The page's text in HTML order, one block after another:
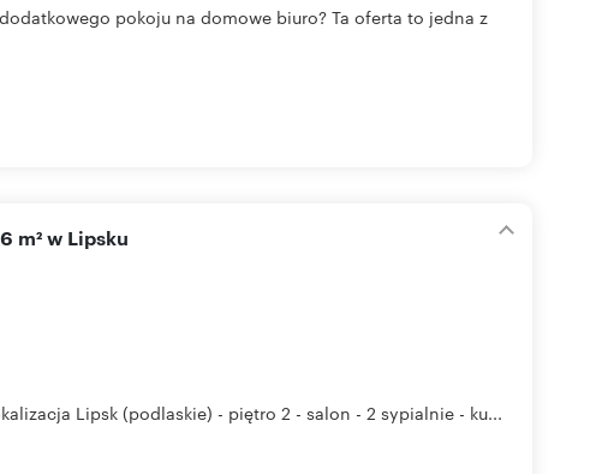
pokoju na domowe biuro? Ta oferta to jedna z
m² w Lipsku
Lipsk (podlaskie) - piętro 2 - salon - 2 sypialnie - ku...